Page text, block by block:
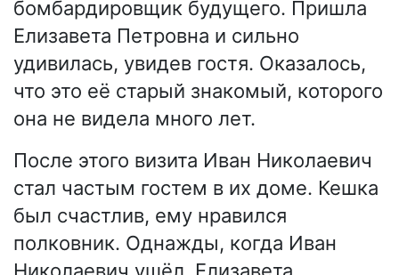
бомбардировщик будущего. Пришла
Елизавета Петровна и сильно
удивилась, увидев гостя. Оказалось,
что это её старый знакомый, которого
она не видела много лет.
После этого визита Иван Николаевич
стал частым гостем в их доме. Кешка
был счастлив, ему нравился
полковник. Однажды, когда Иван